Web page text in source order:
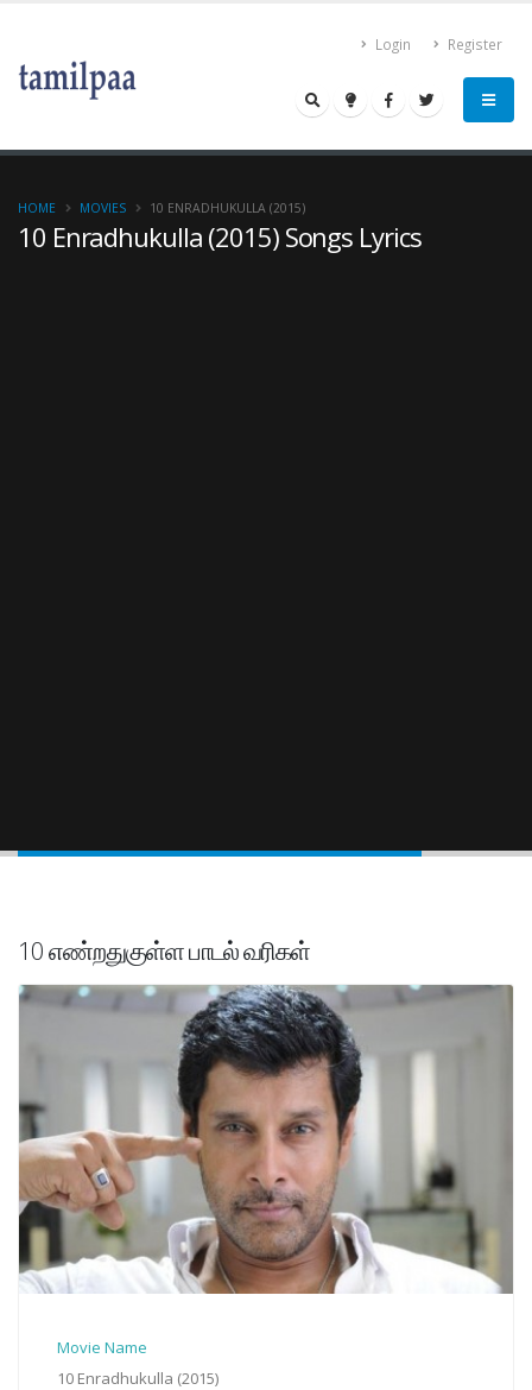
Login Register
10 Enradhukulla (2015) Songs Lyrics
HOME MOVIES 10 ENRADHUKULLA (2015)
10 எண்றதுகுள்ள பாடல் வரிகள்
Movie Name
10 Enradhukulla (2015)